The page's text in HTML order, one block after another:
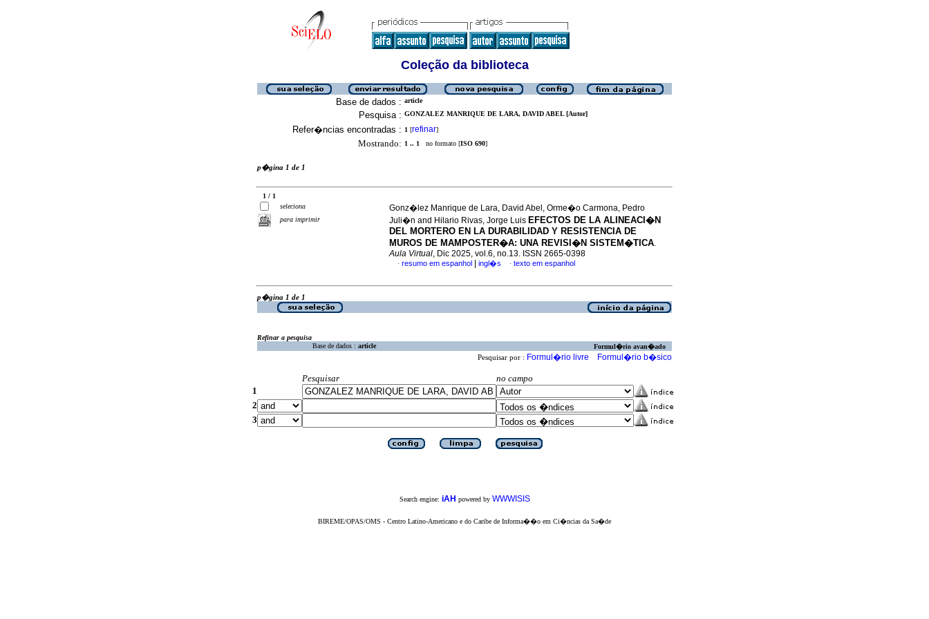
Coleção da biblioteca
Base de dados : article
Pesquisa : GONZALEZ MANRIQUE DE LARA, DAVID ABEL [Autor]
Refer�ncias encontradas : 1 [refinar]
Mostrando: 1 .. 1 no formato [ISO 690]
p�gina 1 de 1
1 / 1
seleciona
para imprimir
Gonz�lez Manrique de Lara, David Abel, Orme�o Carmona, Pedro
Juli�n and Hilario Rivas, Jorge Luis EFECTOS DE LA ALINEACI�N
DEL MORTERO EN LA DURABILIDAD Y RESISTENCIA DE
MUROS DE MAMPOSTER�A: UNA REVISI�N SISTEM�TICA.
Aula Virtual, Dic 2025, vol.6, no.13. ISSN 2665-0398
· resumo em espanhol ingl�s · texto em espanhol
p�gina 1 de 1
Refinar a pesquisa
Base de dados : article Formul�rio avan�ado
Pesquisar por : Formul�rio livre Formul�rio b�sico
Pesquisar
no campo
1
2
3
Search engine: iAH powered by WWWISIS
BIREME/OPAS/OMS - Centro Latino-Americano e do Caribe de Informa��o em Ci�ncias da Sa�de